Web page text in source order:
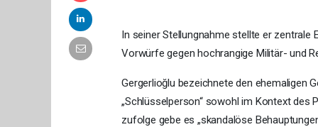
In seiner Stellungnahme stellte er
Vorwürfe gegen hochrangige Militär- und
Gergerlioğlu bezeichnete den ehemaligen
„Schlüsselperson“ sowohl im Kontext
zufolge gebe es „skandalöse